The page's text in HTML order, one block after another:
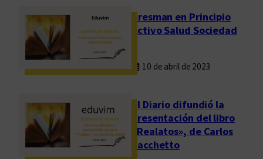
Presman en Principio
Activo Salud Sociedad
10 de abril de 2023
El Diario difundió la
presentación del libro
«Realatos», de Carlos
Sacchetto